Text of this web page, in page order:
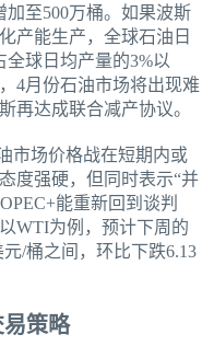
加至500万桶。如果波斯
产能生产，全球石油日
球日均产量的3%以
4月份石油市场将出现难
再达成联合减产协议。
市场价格战在短期内或
度强硬，但同时表示“并
能重新回到谈判
WTI为例，预计下周的
/桶之间，环比下跌6.13
策略